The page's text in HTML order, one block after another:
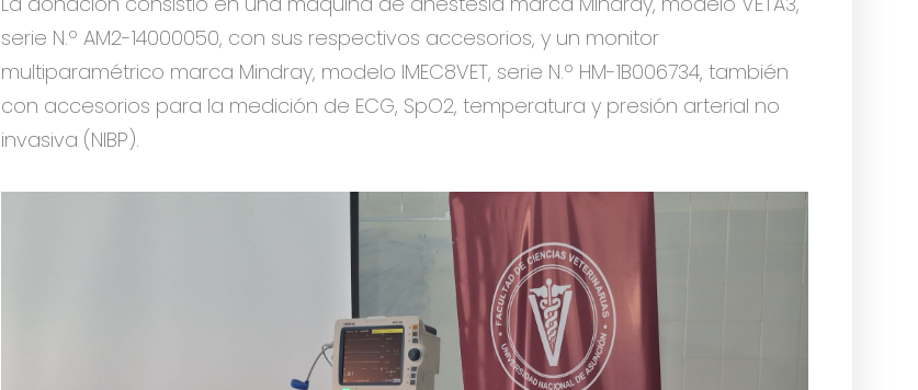
serie N.º AM2-14000050, con sus respectivos accesorios, y un monitor
multiparamétrico marca Mindray, modelo IMEC8VET, serie N.º HM-1B006734, también
con accesorios para la medición de ECG, SpO2, temperatura y presión arterial no
invasiva (NIBP).